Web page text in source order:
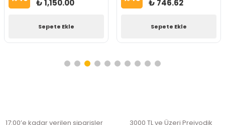
₺ 1,150.00
Sepete Ekle
₺ 746.62
Sepete Ekle
17:00’e kadar verilen siparişler
3000 TL ve Üzeri Preiyodik